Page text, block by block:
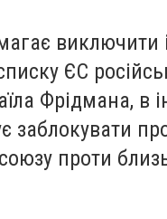
виключити
ЄС
Фрідмана, в
заблокувати
проти